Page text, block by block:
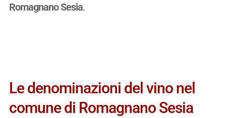
Romagnano Sesia.
Le denominazioni del vino nel
comune di Romagnano Sesia